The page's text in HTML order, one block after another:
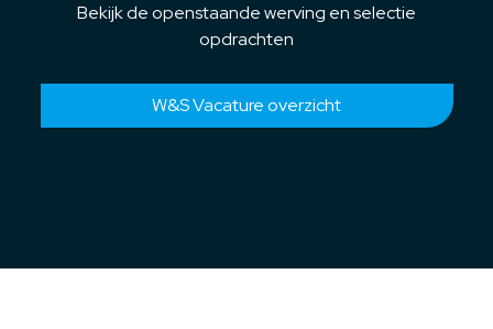
Bekijk de openstaande werving en selectie
opdrachten
W&S Vacature overzicht